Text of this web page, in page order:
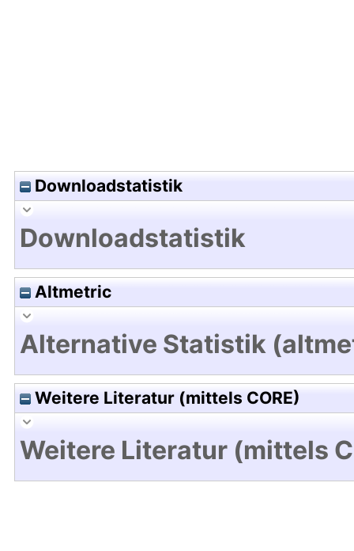
Downloadstatistik
Downloadstatistik
Altmetric
Alternative Statistik
Weitere Literatur (mittels CORE)
Weitere Literatur (mittels